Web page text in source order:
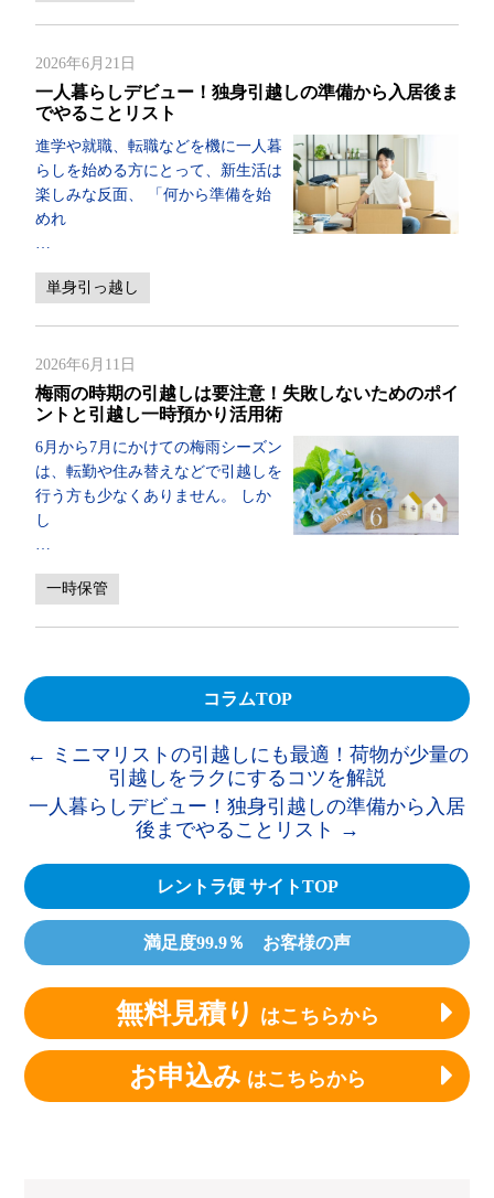
2026年6月21日
一人暮らしデビュー！独身引越しの準備から入居後ま
でやることリスト
進学や就職、転職などを機に一人暮
らしを始める方にとって、新生活は
楽しみな反面、 「何から準備を始
めれ
単身引っ越し
2026年6月11日
梅雨の時期の引越しは要注意！失敗しないためのポイ
ントと引越し一時預かり活用術
6月から7月にかけての梅雨シーズン
は、転勤や住み替えなどで引越しを
行う方も少なくありません。 しか
し
一時保管
コラムTOP
← ミニマリストの引越しにも最適！荷物が少量の
引越しをラクにするコツを解説
一人暮らしデビュー！独身引越しの準備から入居
後までやることリスト →
レントラ便 サイトTOP
満足度99.9％ お客様の声
無料見積り はこちらから
お申込み はこちらから